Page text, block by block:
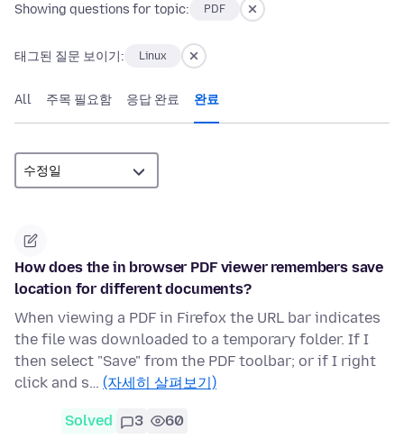
Showing questions for topic: PDF
태그된 질문 보이기: Linux
All 주목 필요함 응답 완료 완료
How does the in browser PDF viewer remembers save
location for different documents?
When viewing a PDF in Firefox the URL bar indicates
the file was downloaded to a temporary folder. If I
then select "Save" from the PDF toolbar; or if I right
click and s… (자세히 살펴보기)
Solved 3 60